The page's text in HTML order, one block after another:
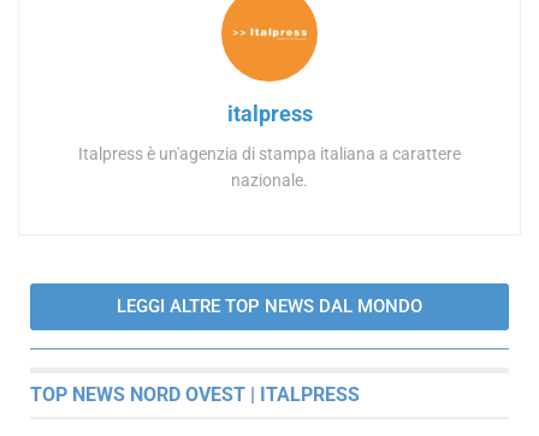
italpress
Italpress è un'agenzia di stampa italiana a carattere
nazionale.
LEGGI ALTRE TOP NEWS DAL MONDO
TOP NEWS NORD OVEST | ITALPRESS